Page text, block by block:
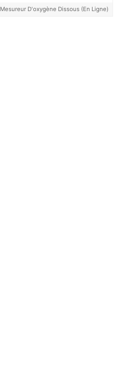
Mesureur D'oxygène Dissous (en Ligne)